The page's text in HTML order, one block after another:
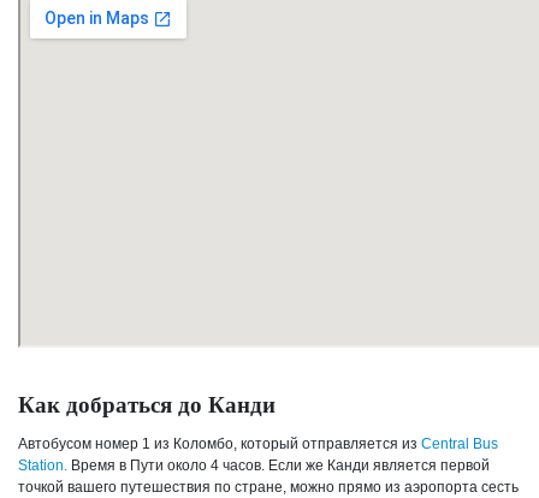
Как добраться до Канди
Автобусом номер 1 из Коломбо, который отправляется из Central Bus
Station. Время в Пути около 4 часов. Если же Канди является первой
точкой вашего путешествия по стране, можно прямо из аэропорта сесть